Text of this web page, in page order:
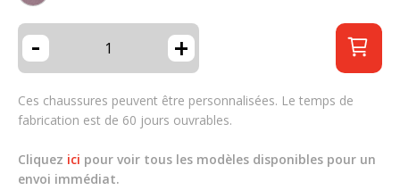
- +
Ces chaussures peuvent être personnalisées. Le temps de
fabrication est de 60 jours ouvrables.
Cliquez ici pour voir tous les modèles disponibles pour un
envoi immédiat.